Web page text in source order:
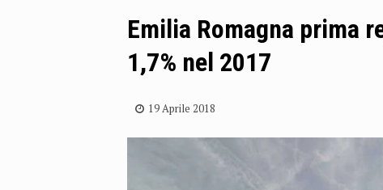
Emilia Romagna prima
1,7% nel 2017
19 Aprile 2018